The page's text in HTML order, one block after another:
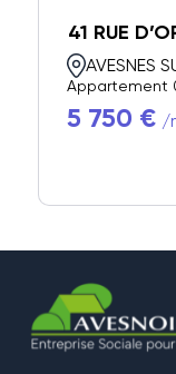
41 RUE
AVESNES
Appartement
5 750 € /